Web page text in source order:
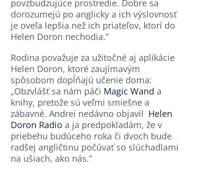
povzbudzujúce prostredie. Dobre sa
dorozumejú po anglicky a ich výslovnosť
je oveľa lepšia než ich priateľov, ktorí do
Helen Doron nechodia.“
Rodina považuje za užitočné aj aplikácie
Helen Doron, ktoré zaujímavým
spôsobom dopĺňajú učenie doma:
„Obzvlášť sa nám páči Magic Wand a
knihy, pretože sú veľmi smiešne a
zábavné. Andrei nedávno objavil Helen
Doron Radio a ja predpokladám, že v
priebehu budúceho roka či dvoch bude
radšej angličtinu počúvať so slúchadlami
na ušiach, ako nás.“